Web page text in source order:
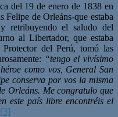
del 19 de enero de 1838 en
de Orleáns-que estaba
retribuyendo el saludo del
al Libertador, que estaba
del Perú, tomó las
“tengo el vivísimo
como vos, General San
conserva por vos la misma
Orleáns. Me congratulo que
este país libre encontréis el
[3]